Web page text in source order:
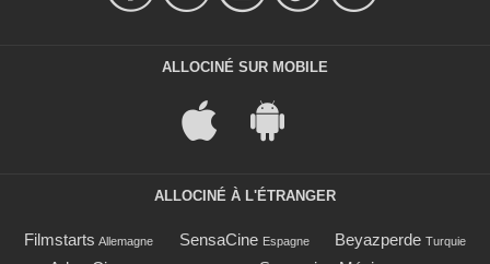
ALLOCINÉ SUR MOBILE
ALLOCINÉ À L'ÉTRANGER
Filmstarts Allemagne SensaCine Espagne Beyazperde Turquie